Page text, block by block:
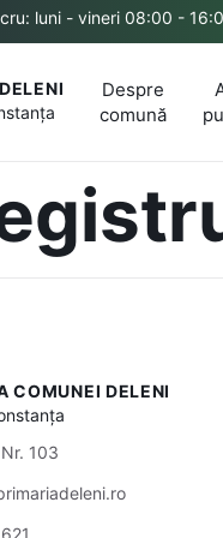
luni - vineri 08:00 -
Despre
comună
COMUNEI DELENI
103